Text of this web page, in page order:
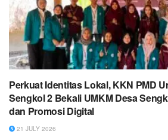
Perkuat Identitas Lokal, KKN PMD
Sengkol 2 Bekali UMKM Desa
dan Promosi Digital
21 JULY 2026